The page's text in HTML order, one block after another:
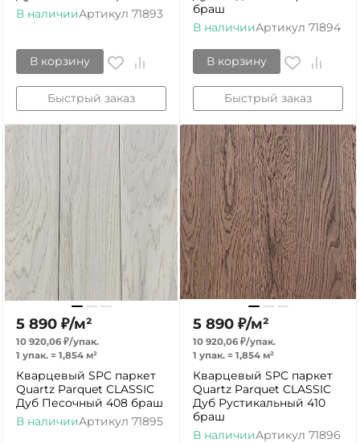
В наличииАртикул 71893
В корзину
Быстрый заказ
браш
В наличииАртикул 71894
В корзину
Быстрый заказ
5 890 ₽/м²
10 920,06 ₽/упак.
1 упак. = 1,854 м²
Кварцевый SPC паркет
Quartz Parquet CLASSIC
Дуб Песочный 408 браш
В наличииАртикул 71895
5 890 ₽/м²
10 920,06 ₽/упак.
1 упак. = 1,854 м²
Кварцевый SPC паркет
Quartz Parquet CLASSIC
Дуб Рустикальный 410
браш
В наличииАртикул 71896